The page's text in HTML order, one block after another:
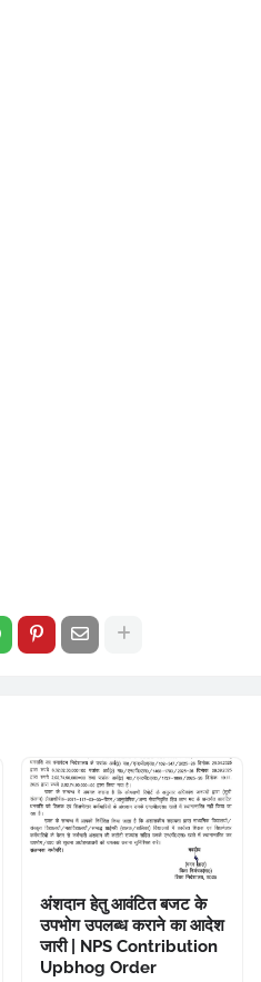
अंशदान हेतु आवंटित बजट के
उपभोग उपलब्ध कराने का आदेश
जारी | NPS Contribution
Upbhog Order